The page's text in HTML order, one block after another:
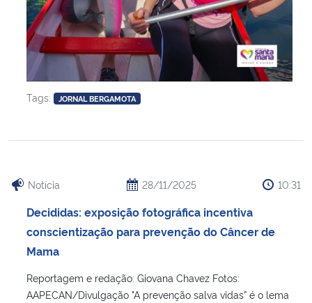
Tags: JORNAL BERGAMOTA
Notícia 28/11/2025 10:31
Decididas: exposição fotográfica incentiva
conscientização para prevenção do Câncer de
Mama
Reportagem e redação: Giovana Chavez Fotos:
AAPECAN/Divulgação "A prevenção salva vidas” é o lema